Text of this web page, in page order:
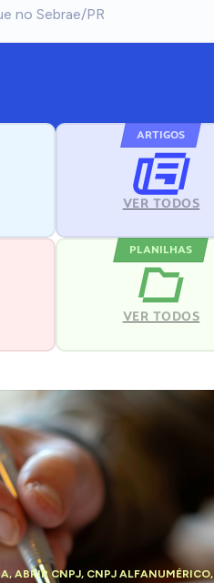
ARTIGOS
VER TODOS
PLANILHAS
VER TODOS
,ABRIR CNPJ, CNPJ ALFANUMÉRICO,